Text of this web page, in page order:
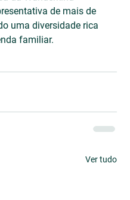
de mais de
uma diversidade rica
familiar.
Ver tudo